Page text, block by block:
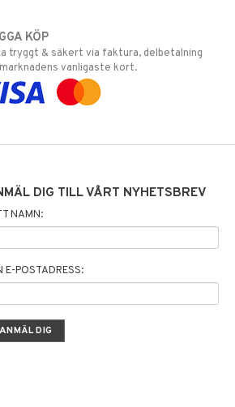
KÖP
tryggt & säkert via faktura, delbetalning
vanligaste kort.
DIG TILL VÅRT NYHETSBREV
NAMN:
E-POSTADRESS: